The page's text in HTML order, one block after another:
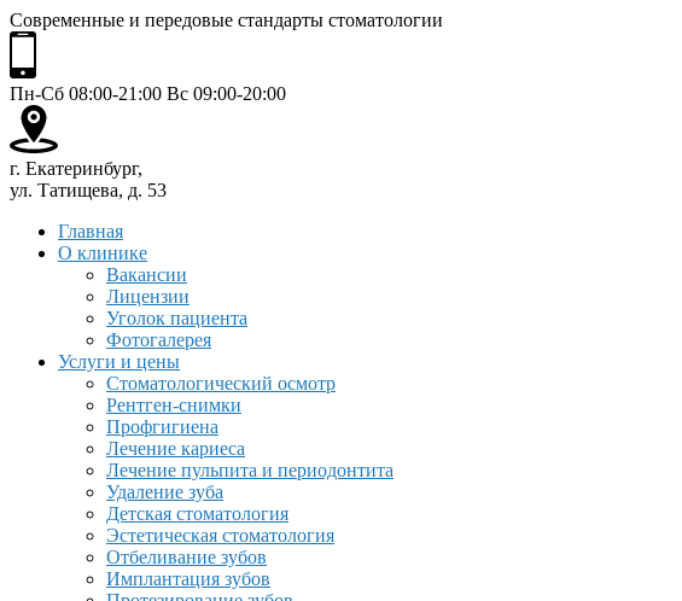
Современные и передовые стандарты стоматологии
Пн-Сб 08:00-21:00 Вс 09:00-20:00
г. Екатеринбург,
ул. Татищева, д. 53
Главная
О клинике
Вакансии
Лицензии
Уголок пациента
Фотогалерея
Услуги и цены
Стоматологический осмотр
Рентген-снимки
Профгигиена
Лечение кариеса
Лечение пульпита и периодонтита
Удаление зуба
Детская стоматология
Эстетическая стоматология
Отбеливание зубов
Имплантация зубов